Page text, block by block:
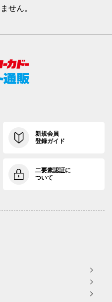
せん。
新規会員
登録ガイド
二要素認証に
ついて